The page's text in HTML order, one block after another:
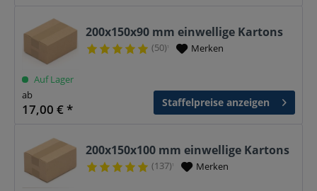
200x150x90 mm einwellige Kartons
(50)¹ Merken
Auf Lager
ab
17,00 € * Staffelpreise anzeigen
200x150x100 mm einwellige Kartons
(137)¹ Merken